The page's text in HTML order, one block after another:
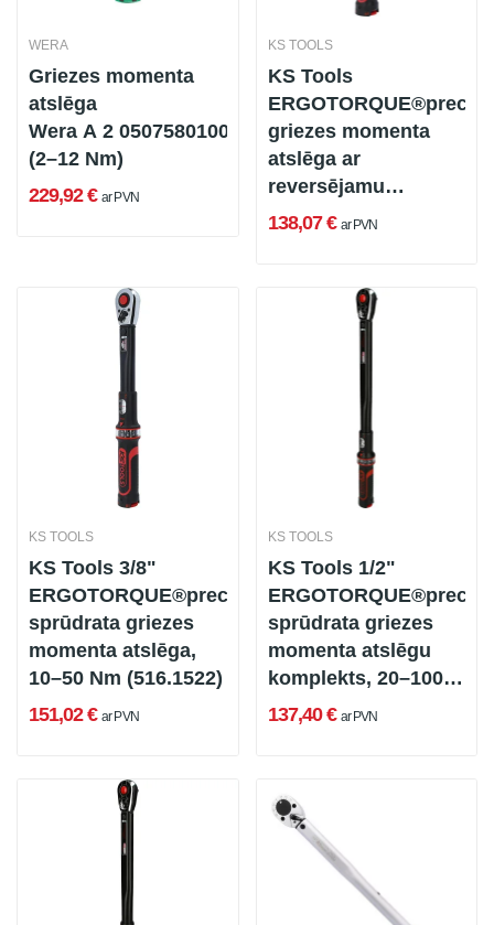
WERA
Griezes momenta
atslēga
Wera A 2 05075801001
(2–12 Nm)
229,92 € ar PVN
KS TOOLS
KS Tools
griezes momenta
atslēga ar
reversējamu
sprūdrata galvu
138,07 € ar PVN
KS TOOLS
KS Tools 3/8"
ERGOTORQUE®precīzās
sprūdrata griezes
momenta atslēga,
10–50 Nm (516.1522)
151,02 € ar PVN
KS TOOLS
KS Tools 1/2"
sprūdrata griezes
momenta atslēgu
komplekts, 20–100
Nm, 48 daļas
137,40 € ar PVN